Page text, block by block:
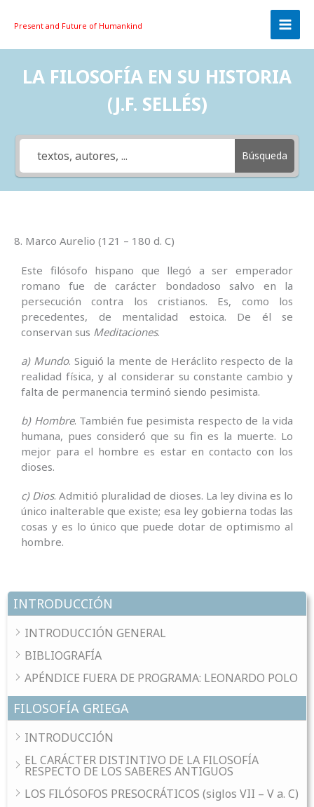
Present and Future of Humankind
LA FILOSOFÍA EN SU HISTORIA
(J.F. SELLÉS)
Búsqueda
INTRODUCCIÓN
INTRODUCCIÓN GENERAL
BIBLIOGRAFÍA
APÉNDICE FUERA DE PROGRAMA: LEONARDO POLO
FILOSOFÍA GRIEGA
INTRODUCCIÓN
EL CARÁCTER DISTINTIVO DE LA FILOSOFÍA
RESPECTO DE LOS SABERES ANTIGUOS
LOS FILÓSOFOS PRESOCRÁTICOS (siglos VII – V a. C)
8. Marco Aurelio (121 – 180 d. C)
Este filósofo hispano que llegó a ser emperador
romano fue de carácter bondadoso salvo en la
persecución contra los cristianos. Es, como los
precedentes, de mentalidad estoica. De él se
conservan sus Meditaciones.
a) Mundo. Siguió la mente de Heráclito respecto de la
realidad física, y al considerar su constante cambio y
falta de permanencia terminó siendo pesimista.
b) Hombre. También fue pesimista respecto de la vida
humana, pues consideró que su fin es la muerte. Lo
mejor para el hombre es estar en contacto con los
dioses.
c) Dios. Admitió pluralidad de dioses. La ley divina es lo
único inalterable que existe; esa ley gobierna todas las
cosas y es lo único que puede dotar de optimismo al
hombre.